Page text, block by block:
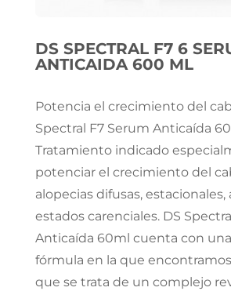
DS SPECTRAL F7 6
ANTICAIDA 600 ML
Potencia el crecimiento del
Spectral F7 Serum Anticaída
Tratamiento indicado
potenciar el crecimiento del
alopecias difusas, estacionales,
estados carenciales. DS
Anticaída 60ml cuenta con
fórmula en la que
que se trata de un complejo